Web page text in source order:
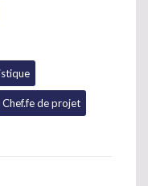
Chef.fe de projet